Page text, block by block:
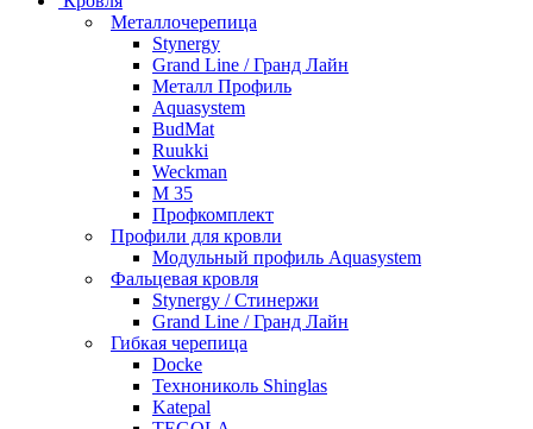
Металлочерепица
Stynergy
Grand Line / Гранд Лайн
Металл Профиль
Aquasystem
BudMat
Ruukki
Weckman
М 35
Профкомплект
Профили для кровли
Модульный профиль Aquasystem
Фальцевая кровля
Stynergy / Стинержи
Grand Line / Гранд Лайн
Гибкая черепица
Docke
Технониколь Shinglas
Katepal